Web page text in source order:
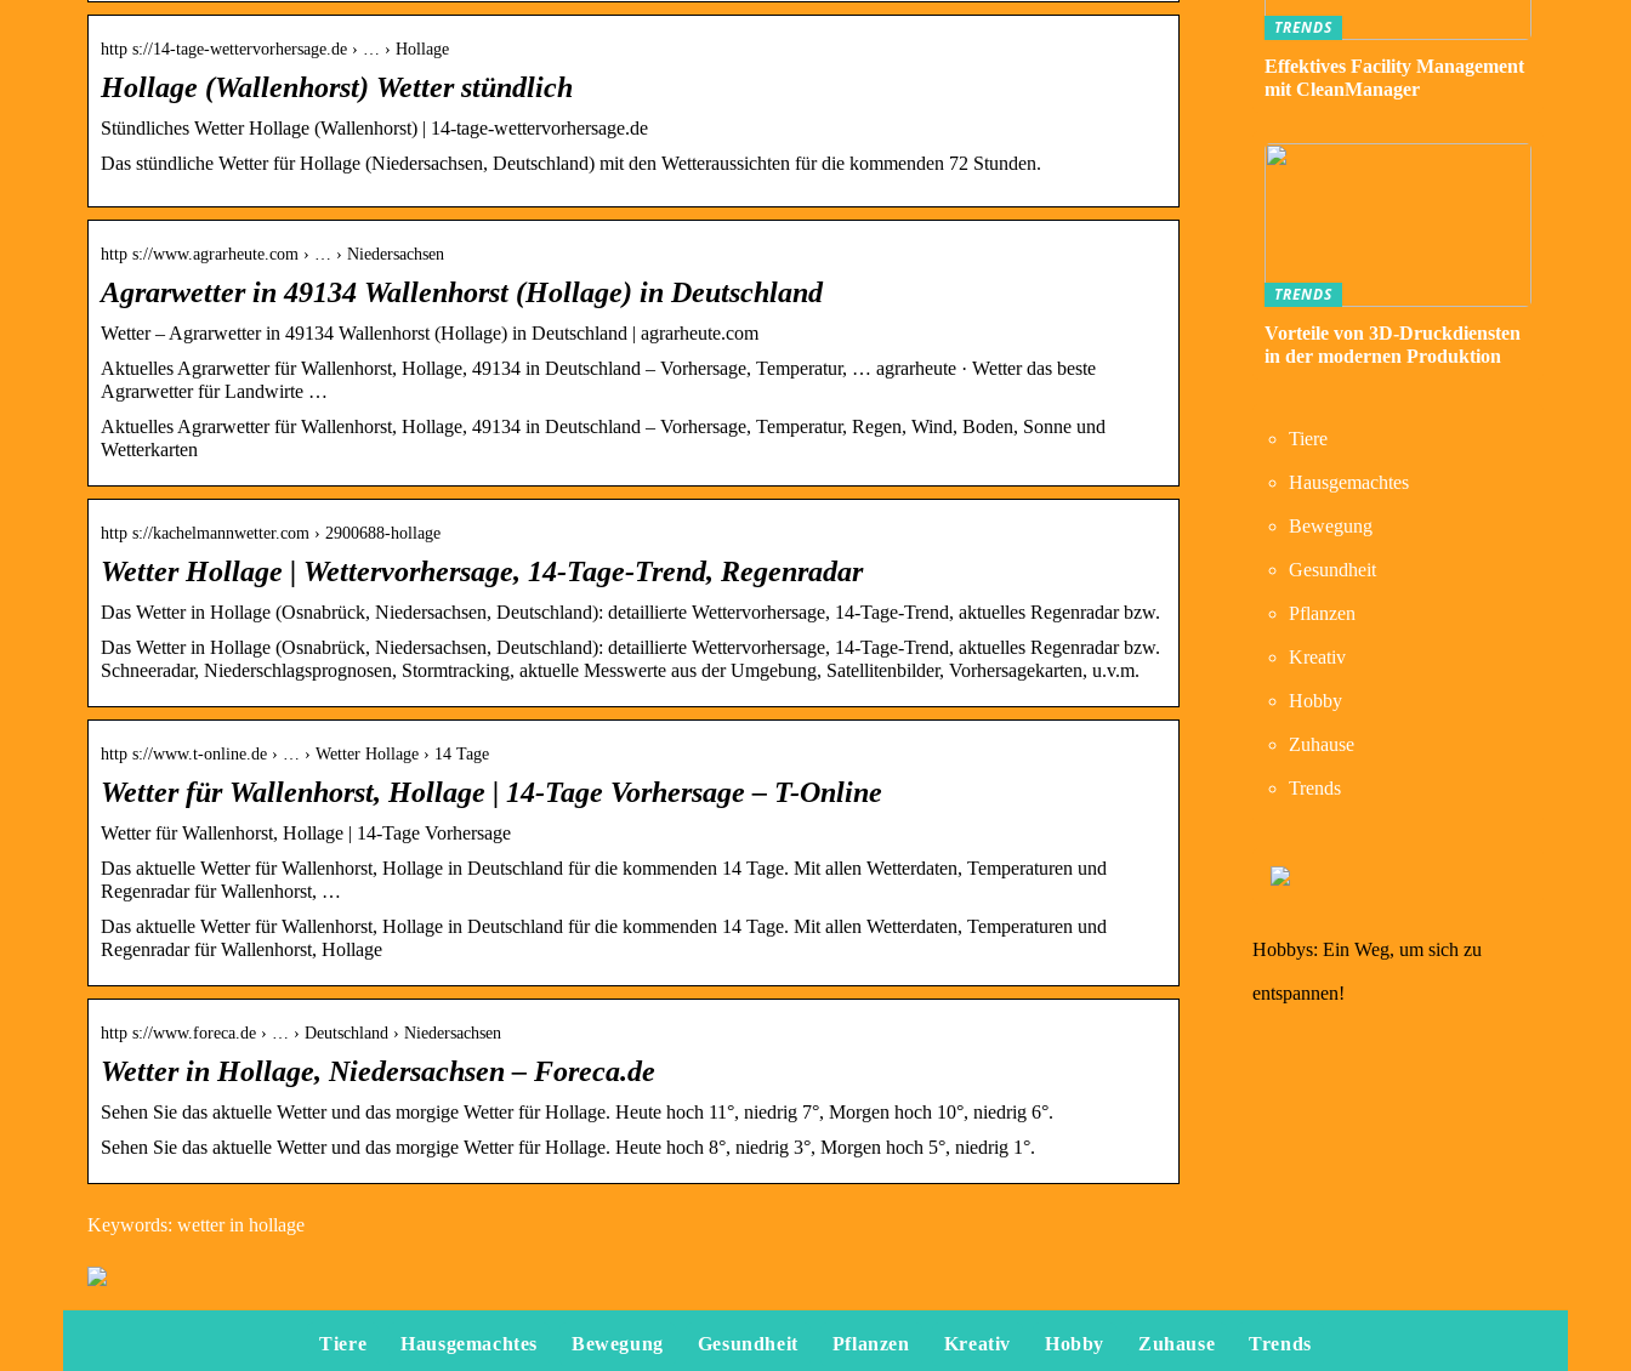
http s://14-tage-wettervorhersage.de › … › Hollage
Hollage (Wallenhorst) Wetter stündlich
Stündliches Wetter Hollage (Wallenhorst) | 14-tage-wettervorhersage.de
Das stündliche Wetter für Hollage (Niedersachsen, Deutschland) mit den Wetteraussichten für die kommenden 72 Stunden.
http s://www.agrarheute.com › … › Niedersachsen
Agrarwetter in 49134 Wallenhorst (Hollage) in Deutschland
Wetter – Agrarwetter in 49134 Wallenhorst (Hollage) in Deutschland | agrarheute.com
Aktuelles Agrarwetter für Wallenhorst, Hollage, 49134 in Deutschland – Vorhersage, Temperatur, … agrarheute · Wetter das beste
Agrarwetter für Landwirte …
Aktuelles Agrarwetter für Wallenhorst, Hollage, 49134 in Deutschland – Vorhersage, Temperatur, Regen, Wind, Boden, Sonne und
Wetterkarten
http s://kachelmannwetter.com › 2900688-hollage
Wetter Hollage | Wettervorhersage, 14-Tage-Trend, Regenradar
Das Wetter in Hollage (Osnabrück, Niedersachsen, Deutschland): detaillierte Wettervorhersage, 14-Tage-Trend, aktuelles Regenradar bzw.
Das Wetter in Hollage (Osnabrück, Niedersachsen, Deutschland): detaillierte Wettervorhersage, 14-Tage-Trend, aktuelles Regenradar bzw.
Schneeradar, Niederschlagsprognosen, Stormtracking, aktuelle Messwerte aus der Umgebung, Satellitenbilder, Vorhersagekarten, u.v.m.
http s://www.t-online.de › … › Wetter Hollage › 14 Tage
Wetter für Wallenhorst, Hollage | 14-Tage Vorhersage – T-Online
Wetter für Wallenhorst, Hollage | 14-Tage Vorhersage
Das aktuelle Wetter für Wallenhorst, Hollage in Deutschland für die kommenden 14 Tage. Mit allen Wetterdaten, Temperaturen und
Regenradar für Wallenhorst, …
Das aktuelle Wetter für Wallenhorst, Hollage in Deutschland für die kommenden 14 Tage. Mit allen Wetterdaten, Temperaturen und
Regenradar für Wallenhorst, Hollage
http s://www.foreca.de › … › Deutschland › Niedersachsen
Wetter in Hollage, Niedersachsen – Foreca.de
Sehen Sie das aktuelle Wetter und das morgige Wetter für Hollage. Heute hoch 11°, niedrig 7°, Morgen hoch 10°, niedrig 6°.
Sehen Sie das aktuelle Wetter und das morgige Wetter für Hollage. Heute hoch 8°, niedrig 3°, Morgen hoch 5°, niedrig 1°.
Keywords: wetter in hollage
TRENDS
Effektives Facility Management
mit CleanManager
TRENDS
Vorteile von 3D-Druckdiensten
in der modernen Produktion
Tiere
Hausgemachtes
Bewegung
Gesundheit
Pflanzen
Kreativ
Hobby
Zuhause
Trends
Hobbys: Ein Weg, um sich zu
entspannen!
Tiere Hausgemachtes Bewegung Gesundheit Pflanzen Kreativ Hobby Zuhause Trends